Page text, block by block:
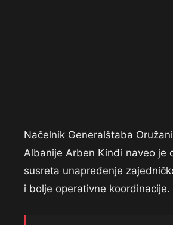
Načelnik Generalštaba
Albanije Arben Kinđi naveo je
susreta unapređenje
i bolje operativne koordinacije.